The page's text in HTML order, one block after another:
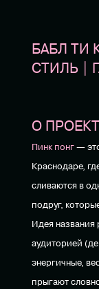
БАБЛ ТИ
СТИЛЬ |
О
Пинк понг—
Краснодаре,
сливаются в
подруг,
Идея названия
аудиторией
энергичные,
прыгают